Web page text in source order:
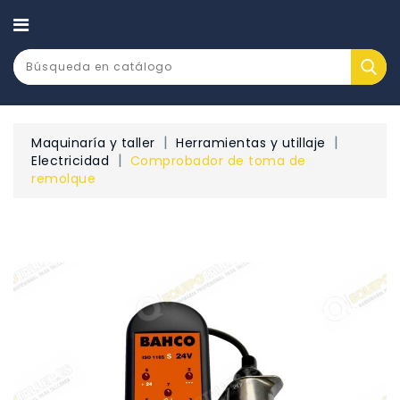
CATEGORÍA
Maquinaría y taller
Herramientas y utillaje
Electricidad
Comprobador de toma de
remolque